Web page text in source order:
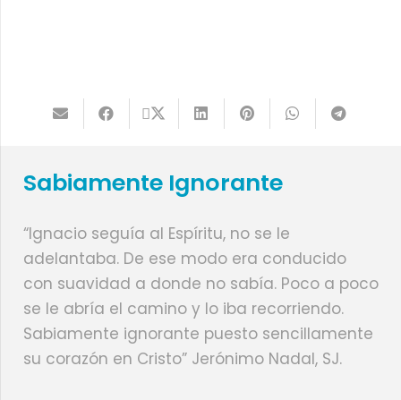
Sabiamente Ignorante
“Ignacio seguía al Espíritu, no se le
adelantaba. De ese modo era conducido
con suavidad a donde no sabía. Poco a poco
se le abría el camino y lo iba recorriendo.
Sabiamente ignorante puesto sencillamente
su corazón en Cristo” Jerónimo Nadal, SJ.